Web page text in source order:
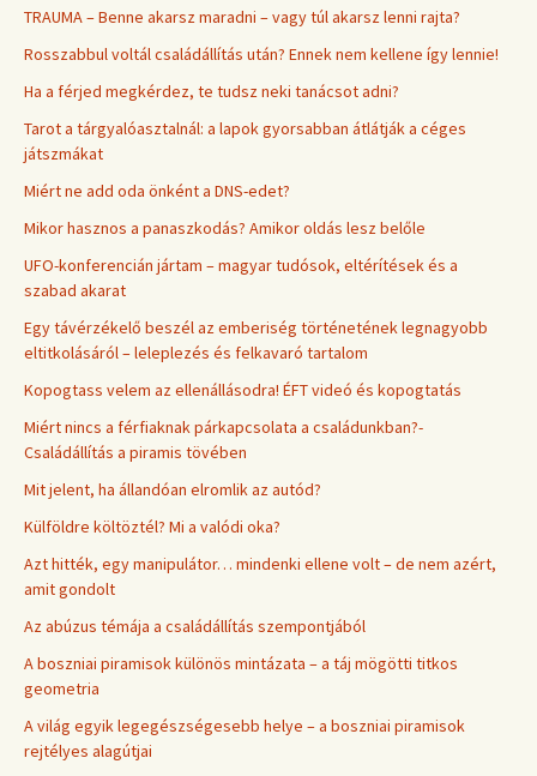
TRAUMA – Benne akarsz maradni – vagy túl akarsz lenni rajta?
Rosszabbul voltál családállítás után? Ennek nem kellene így lennie!
Ha a férjed megkérdez, te tudsz neki tanácsot adni?
Tarot a tárgyalóasztalnál: a lapok gyorsabban átlátják a céges
játszmákat
Miért ne add oda önként a DNS-edet?
Mikor hasznos a panaszkodás? Amikor oldás lesz belőle
UFO-konferencián jártam – magyar tudósok, eltérítések és a
szabad akarat
Egy távérzékelő beszél az emberiség történetének legnagyobb
eltitkolásáról – leleplezés és felkavaró tartalom
Kopogtass velem az ellenállásodra! ÉFT videó és kopogtatás
Miért nincs a férfiaknak párkapcsolata a családunkban?-
Családállítás a piramis tövében
Mit jelent, ha állandóan elromlik az autód?
Külföldre költöztél? Mi a valódi oka?
Azt hitték, egy manipulátor… mindenki ellene volt – de nem azért,
amit gondolt
Az abúzus témája a családállítás szempontjából
A boszniai piramisok különös mintázata – a táj mögötti titkos
geometria
A világ egyik legegészségesebb helye – a boszniai piramisok
rejtélyes alagútjai